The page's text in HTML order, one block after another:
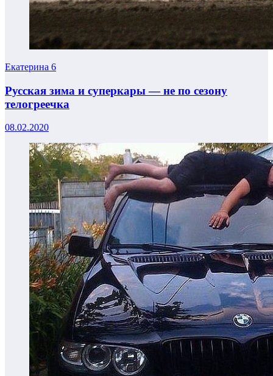
Екатерина 6
Русская зима и суперкары — не по сезону
телогреечка
08.02.2020